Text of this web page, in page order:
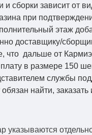
и сборки зависит от
при
этаж
доставщику/
что дальше от
в размере 150
службы
найти,
указываются